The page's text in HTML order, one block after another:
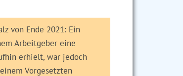
betonte, dass selbst ein
Einverständnis
die Kündigung des